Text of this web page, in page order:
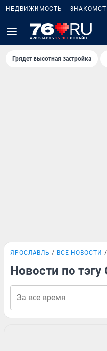
НЕДВИЖИМОСТЬ
Грядет высотная застройка
ЯРОСЛАВЛЬ ВСЕ НОВОСТИ
Новости по